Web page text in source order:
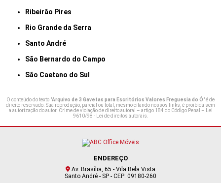
Ribeirão Pires
Rio Grande da Serra
Santo André
São Bernardo do Campo
São Caetano do Sul
O conteúdo do texto "Arquivo de 3 Gavetas para Escritórios Valores Freguesia do Ó" é de
direito reservado. Sua reprodução, parcial ou total, mesmo citando nossos links, é proibida sem
a autorização do autor. Crime de violação de direito autoral – artigo 184 do Código Penal – Lei
9610/98 - Lei de direitos autorais.
ENDEREÇO
Av. Brasília, 65 - Vila Bela Vista
Santo André - SP - CEP: 09180-260